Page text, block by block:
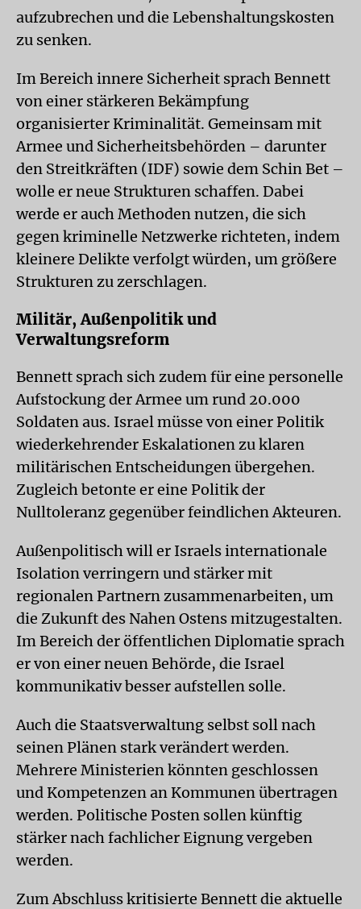
aufzubrechen und die Lebenshaltungskosten
zu senken.
Im Bereich innere Sicherheit sprach Bennett
von einer stärkeren Bekämpfung
organisierter Kriminalität. Gemeinsam mit
Armee und Sicherheitsbehörden – darunter
den Streitkräften (IDF) sowie dem Schin Bet –
wolle er neue Strukturen schaffen. Dabei
werde er auch Methoden nutzen, die sich
gegen kriminelle Netzwerke richteten, indem
kleinere Delikte verfolgt würden, um größere
Strukturen zu zerschlagen.
Militär, Außenpolitik und
Verwaltungsreform
Bennett sprach sich zudem für eine personelle
Aufstockung der Armee um rund 20.000
Soldaten aus. Israel müsse von einer Politik
wiederkehrender Eskalationen zu klaren
militärischen Entscheidungen übergehen.
Zugleich betonte er eine Politik der
Nulltoleranz gegenüber feindlichen Akteuren.
Außenpolitisch will er Israels internationale
Isolation verringern und stärker mit
regionalen Partnern zusammenarbeiten, um
die Zukunft des Nahen Ostens mitzugestalten.
Im Bereich der öffentlichen Diplomatie sprach
er von einer neuen Behörde, die Israel
kommunikativ besser aufstellen solle.
Auch die Staatsverwaltung selbst soll nach
seinen Plänen stark verändert werden.
Mehrere Ministerien könnten geschlossen
und Kompetenzen an Kommunen übertragen
werden. Politische Posten sollen künftig
stärker nach fachlicher Eignung vergeben
werden.
Zum Abschluss kritisierte Bennett die aktuelle